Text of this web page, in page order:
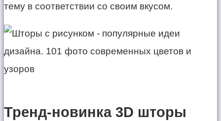
тему в соответствии со своим вкусом.
Тренд-новинка 3D шторы